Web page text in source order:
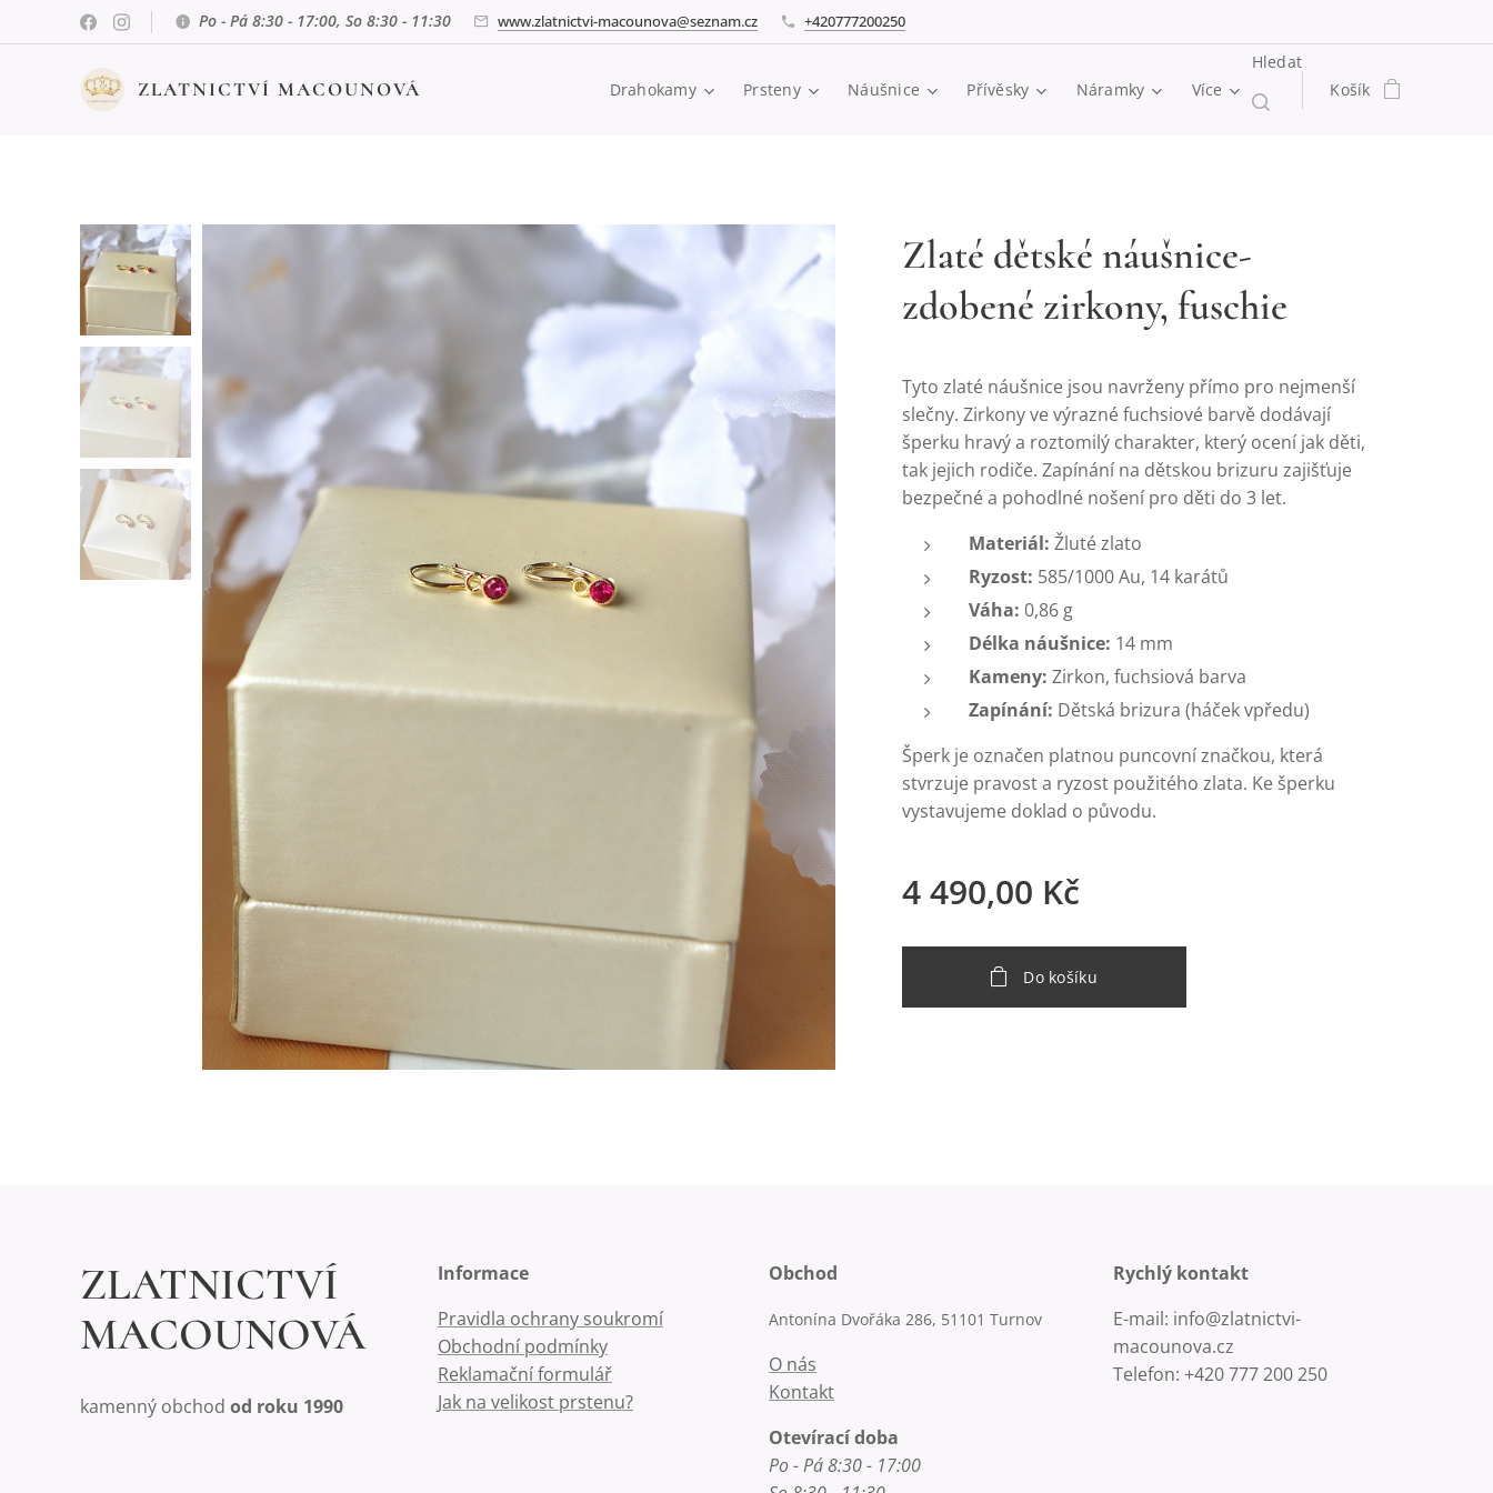
Po - Pá 8:30 - 17:00, So 8:30 - 11:30 www.zlatnictvi-macounova@seznam.cz +420777200250
ZLATNICTVÍ MACOUNOVÁ Drahokamy Prsteny Náušnice Přívěsky Náramky Více
Hledat
Košík
Zlaté dětské náušnice-
zdobené zirkony, fuschie
Tyto zlaté náušnice jsou navrženy přímo pro nejmenší
slečny. Zirkony ve výrazné fuchsiové barvě dodávají
šperku hravý a roztomilý charakter, který ocení jak děti,
tak jejich rodiče. Zapínání na dětskou brizuru zajišťuje
bezpečné a pohodlné nošení pro děti do 3 let.
Materiál: Žluté zlato
Ryzost: 585/1000 Au, 14 karátů
Váha: 0,86 g
Délka náušnice: 14 mm
Kameny: Zirkon, fuchsiová barva
Zapínání: Dětská brizura (háček vpředu)
Šperk je označen platnou puncovní značkou, která
stvrzuje pravost a ryzost použitého zlata. Ke šperku
vystavujeme doklad o původu.
4 490,00 Kč
Do košíku
ZLATNICTVÍ
MACOUNOVÁ
kamenný obchod od roku 1990
Informace
Pravidla ochrany soukromí
Obchodní podmínky
Reklamační formulář
Jak na velikost prstenu?
Obchod
Antonína Dvořáka 286, 51101 Turnov
O nás
Kontakt
Otevírací doba
Po - Pá 8:30 - 17:00
Rychlý kontakt
E-mail: info@zlatnictvi-
macounova.cz
Telefon: +420 777 200 250